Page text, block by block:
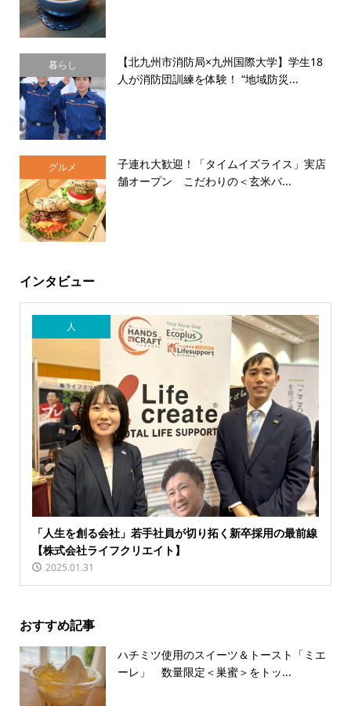
暮らし
【北九州市消防局×九州国際大学】学生18
人が消防団訓練を体験！ “地域防災...
グルメ
子連れ大歓迎！「タイムイズライス」実店
舗オープン こだわりの＜玄米バ...
インタビュー
人
「人生を創る会社」若手社員が切り拓く新卒採用の最前線
【株式会社ライフクリエイト】
2025.01.31
おすすめ記事
ハチミツ使用のスイーツ＆トースト「ミエ
ーレ」 数量限定＜巣蜜＞をトッ...